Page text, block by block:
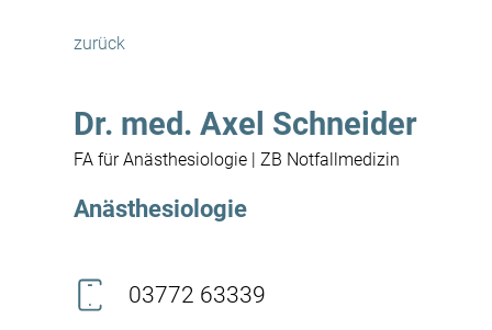
zurück
Dr. med. Axel Schneider
FA für Anästhesiologie | ZB Notfallmedizin
Anästhesiologie
03772 63339